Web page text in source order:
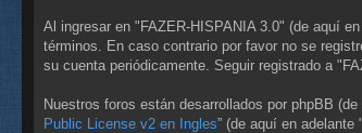
pi
s
Al ingresar en "FAZER-HISPANIA 3.0" (de aquí
términos. En caso contrario por favor no se
su cuenta periódicamente. Seguir registrado a
Nuestros foros están desarrollados por phpBB
Public License v2 en Ingles” (de aquí en